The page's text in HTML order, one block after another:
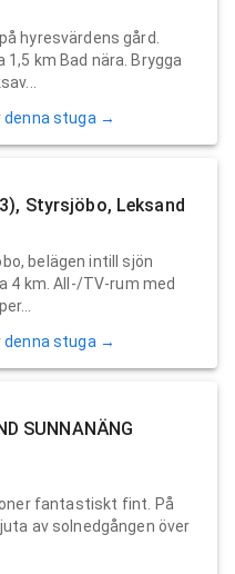
hyresvärdens gård.
km Bad nära. Brygga
denna stuga →
Styrsjöbo, Leksand
belägen intill sjön
4 km. All-/TV-rum med
denna stuga →
SUNNANÄNG
fantastiskt fint. På
av solnedgången över